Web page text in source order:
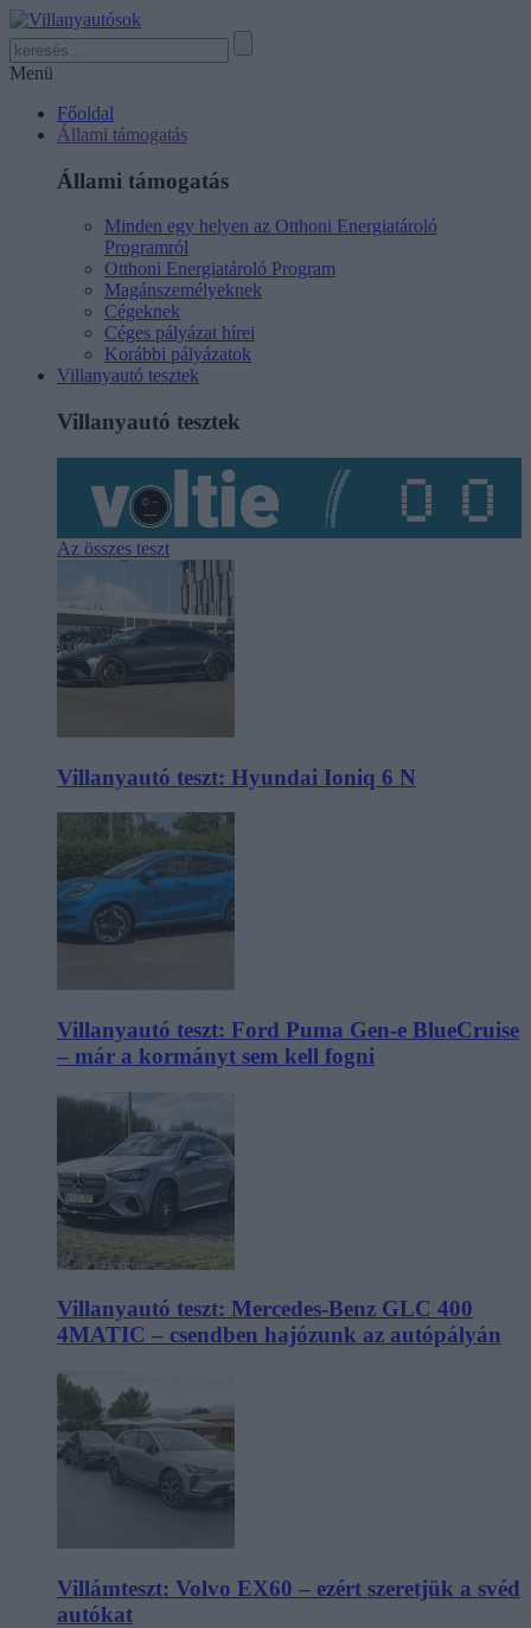
Menü
Főoldal
Állami támogatás
Állami támogatás
Minden egy helyen az Otthoni Energiatároló
Programról
Otthoni Energiatároló Program
Magánszemélyeknek
Cégeknek
Céges pályázat hírei
Korábbi pályázatok
Villanyautó tesztek
Villanyautó tesztek
Az összes teszt
Villanyautó teszt: Hyundai Ioniq 6 N
Villanyautó teszt: Ford Puma Gen-e BlueCruise
– már a kormányt sem kell fogni
Villanyautó teszt: Mercedes-Benz GLC 400
4MATIC – csendben hajózunk az autópályán
Villámteszt: Volvo EX60 – ezért szeretjük a svéd
autókat